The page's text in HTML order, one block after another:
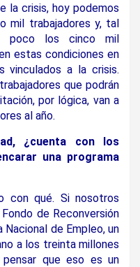
la crisis, hoy podemos
mil trabajadores y, tal
poco los cinco mil
estas condiciones en
vinculados a la crisis.
que podrán
por lógica, van a
al año.
¿cuenta con los
una programa
con qué. Si nosotros
de Reconversión
Nacional de Empleo, un
a los treinta millones
pensar que eso es un